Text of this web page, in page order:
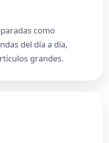
como
del día a día,
grandes.